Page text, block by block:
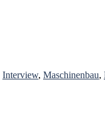
Interview, Maschinenbau,